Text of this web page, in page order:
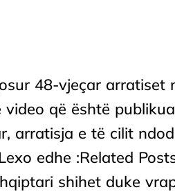
48-vjeçar arratiset
që është
arratisja e të cilit
edhe :Related
shihet duke